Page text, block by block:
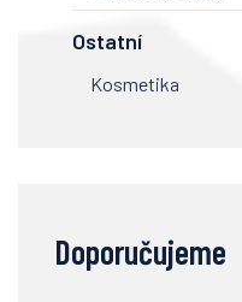
Ostatní
Kosmetika
Doporučujeme